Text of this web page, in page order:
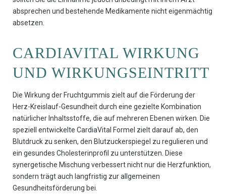
absprechen und bestehende Medikamente nicht eigenmächtig
absetzen.
CARDIAVITAL WIRKUNG
UND WIRKUNGSEINTRITT
Die Wirkung der Fruchtgummis zielt auf die Förderung der
Herz-Kreislauf-Gesundheit durch eine gezielte Kombination
natürlicher Inhaltsstoffe, die auf mehreren Ebenen wirken. Die
speziell entwickelte CardiaVital Formel zielt darauf ab, den
Blutdruck zu senken, den Blutzuckerspiegel zu regulieren und
ein gesundes Cholesterinprofil zu unterstützen. Diese
synergetische Mischung verbessert nicht nur die Herzfunktion,
sondern trägt auch langfristig zur allgemeinen
Gesundheitsförderung bei.